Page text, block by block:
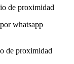
de proximidad
whatsapp
de proximidad